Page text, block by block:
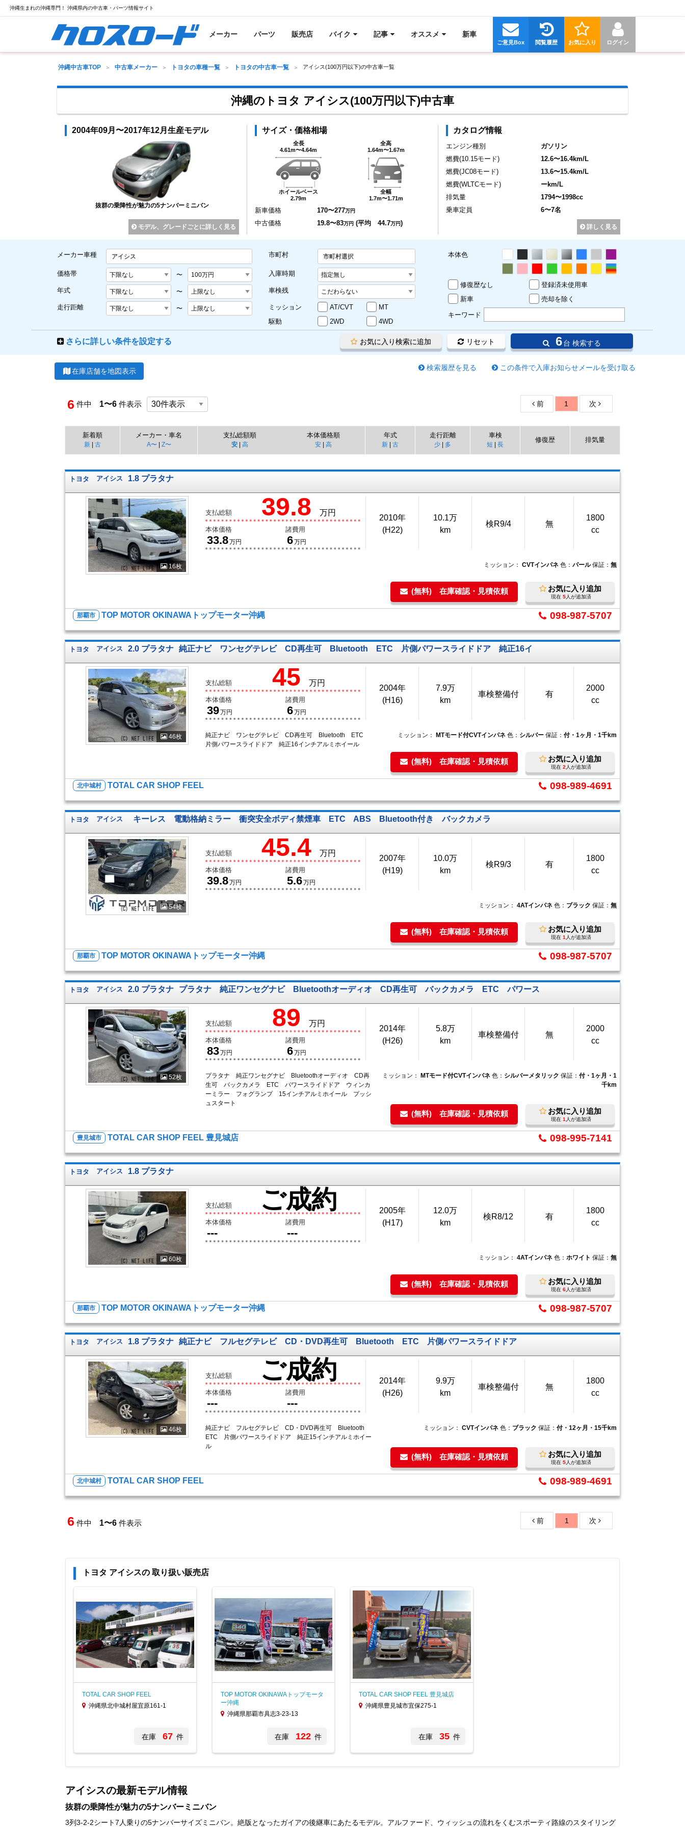
沖縄生まれの沖縄専門！ 沖縄県内の中古車・パーツ情報サイト
メーカー パーツ 販売店 バイク 記事 オススメ 新車
ログイン
お気に入り
閲覧履歴
ご意見Box
沖縄中古車TOP 中古車メーカー トヨタの車種一覧 トヨタの中古車一覧 アイシス(100万円以下)の中古車一覧
沖縄のトヨタ アイシス(100万円以下)中古車
2004年09月〜2017年12月生産モデル
抜群の乗降性が魅力の5ナンバーミニバン
モデル、グレードごとに詳しく見る
サイズ・価格相場
全長
4.61m〜4.64m
ホイールベース
2.79m
全高
1.64m〜1.67m
全幅
1.7m〜1.71m
新車価格 170〜277万円
中古価格 19.8〜83万円 (平均 44.7万円)
カタログ情報
エンジン種別
ガソリン
燃費(10.15モード)
12.6〜16.4km/L
燃費(JC08モード)
13.6〜15.4km/L
燃費(WLTCモード)
ーkm/L
排気量
1794〜1998cc
乗車定員
6〜7名
詳しく見る
メーカー車種 アイシス
価格帯 〜
年式 〜
走行距離 〜
市町村 市町村選択
入庫時期
車検残
ミッション AT/CVT
MT
駆動
2WD 4WD
本体色
修復歴なし
登録済未使用車
新車
売却を除く
キーワード
さらに詳しい条件を設定する 6台 検索する
リセット
お気に入り検索に追加
在庫店舗を地図表示 この条件で入庫お知らせメールを受け取る
検索履歴を見る
6 件中 1〜6 件表示 前 1 次
新着順
新 | 古
メーカー・車名
A〜| Z〜
支払総額順
安| 高
本体価格順
安| 高
年式
新 | 古
走行距離
少 | 多
車検
短 | 長
修復歴 排気量
トヨタ アイシス 1.8 プラタナ
16枚
支払総額 39.8 万円
本体価格
33.8万円
諸費用
6万円
2010年
(H22)
10.1万
km
検R9/4 無
1800
cc
ミッション： CVTインパネ 色： パール 保証： 無
(無料) 在庫確認・見積依頼 お気に入り追加
現在 5人が追加済
那覇市 TOP MOTOR OKINAWAトップモーター沖縄 098-987-5707
トヨタ アイシス 2.0 プラタナ 純正ナビ ワンセグテレビ CD再生可 Bluetooth ETC 片側パワースライドドア 純正16イ
46枚
支払総額 45 万円
本体価格
39万円
諸費用
6万円
2004年
(H16)
7.9万
km
車検整備付 有
2000
cc
純正ナビ ワンセグテレビ CD再生可 Bluetooth ETC
片側パワースライドドア 純正16インチアルミホイール
ミッション： MTモード付CVTインパネ 色： シルバー 保証： 付・1ヶ月・1千km
(無料) 在庫確認・見積依頼 お気に入り追加
現在 2 人が追加済
北中城村 TOTAL CAR SHOP FEEL 098-989-4691
トヨタ アイシス キーレス 電動格納ミラー 衝突安全ボディ禁煙車 ETC ABS Bluetooth付き バックカメラ
54枚
支払総額 45.4 万円
本体価格
39.8万円
諸費用
5.6万円
2007年
(H19)
10.0万
km
検R9/3 有
1800
cc
ミッション： 4ATインパネ 色： ブラック 保証： 無
(無料) 在庫確認・見積依頼 お気に入り追加
現在 1 人が追加済
那覇市 TOP MOTOR OKINAWAトップモーター沖縄 098-987-5707
トヨタ アイシス 2.0 プラタナ プラタナ 純正ワンセグナビ Bluetoothオーディオ CD再生可 バックカメラ ETC パワース
52枚
支払総額 89 万円
本体価格
83万円
諸費用
6万円
2014年
(H26)
5.8万
km
車検整備付 無
2000
cc
プラタナ 純正ワンセグナビ Bluetoothオーディオ CD再
生可 バックカメラ ETC パワースライドドア ウィンカ
ーミラー フォグランプ 15インチアルミホイール プッシ
ュスタート
ミッション： MTモード付CVTインパネ 色： シルバーメタリック 保証： 付・1ヶ月・1
千km
(無料) 在庫確認・見積依頼 お気に入り追加
現在 1 人が追加済
豊見城市 TOTAL CAR SHOP FEEL 豊見城店 098-995-7141
トヨタ アイシス 1.8 プラタナ
60枚
支払総額 ご成約
本体価格
---
諸費用
---
2005年
(H17)
12.0万
km
検R8/12 有
1800
cc
ミッション： 4ATインパネ 色： ホワイト 保証： 無
(無料) 在庫確認・見積依頼 お気に入り追加
現在 6人が追加済
那覇市 TOP MOTOR OKINAWAトップモーター沖縄 098-987-5707
トヨタ アイシス 1.8 プラタナ 純正ナビ フルセグテレビ CD・DVD再生可 Bluetooth ETC 片側パワースライドドア
46枚
支払総額 ご成約
本体価格
---
諸費用
---
2014年
(H26)
9.9万
km
車検整備付 無
1800
cc
純正ナビ フルセグテレビ CD・DVD再生可 Bluetooth
ETC 片側パワースライドドア 純正15インチアルミホイー
ル
ミッション： CVTインパネ 色： ブラック 保証： 付・12ヶ月・15千km
(無料) 在庫確認・見積依頼 お気に入り追加
現在 5人が追加済
北中城村 TOTAL CAR SHOP FEEL 098-989-4691
6 件中 1〜6 件表示 前 1 次
トヨタ アイシスの 取り扱い販売店
TOTAL CAR SHOP FEEL
沖縄県北中城村屋宜原161-1
在庫 67 件
TOP MOTOR OKINAWAトップモータ
ー沖縄
沖縄県那覇市具志3-23-13
在庫 122 件
TOTAL CAR SHOP FEEL 豊見城店
沖縄県豊見城市宜保275-1
在庫 35 件
3
アイシスの最新モデル情報
抜群の乗降性が魅力の5ナンバーミニバン
3列3-2-2シート7人乗りの5ナンバーサイズミニバン。絶版となったガイアの後継車にあたるモデル。アルファード、ウィッシュの流れをくむスポーティ路線のスタイリング